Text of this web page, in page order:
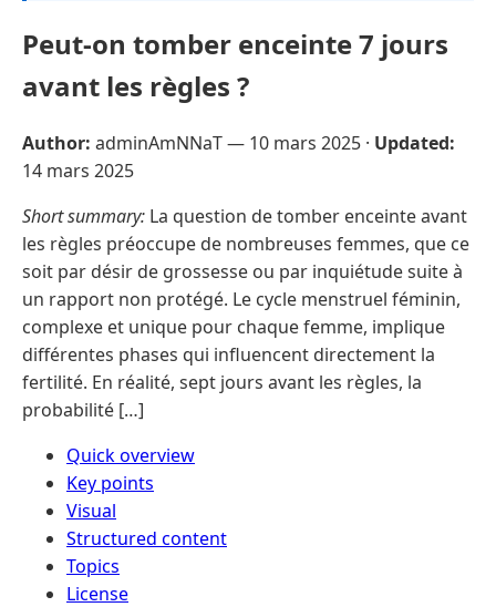
Peut-on tomber enceinte 7 jours
avant les règles ?
Author: adminAmNNaT — 10 mars 2025 · Updated:
14 mars 2025
Short summary: La question de tomber enceinte avant
les règles préoccupe de nombreuses femmes, que ce
soit par désir de grossesse ou par inquiétude suite à
un rapport non protégé. Le cycle menstruel féminin,
complexe et unique pour chaque femme, implique
différentes phases qui influencent directement la
fertilité. En réalité, sept jours avant les règles, la
probabilité […]
Quick overview
Key points
Visual
Structured content
Topics
License